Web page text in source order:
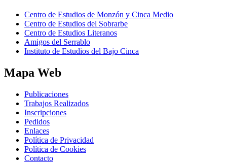
Centro de Estudios de Monzón y Cinca Medio
Centro de Estudios del Sobrarbe
Centro de Estudios Literanos
Amigos del Serrablo
Instituto de Estudios del Bajo Cinca
Mapa Web
Publicaciones
Trabajos Realizados
Inscripciones
Pedidos
Enlaces
Política de Privacidad
Política de Cookies
Contacto